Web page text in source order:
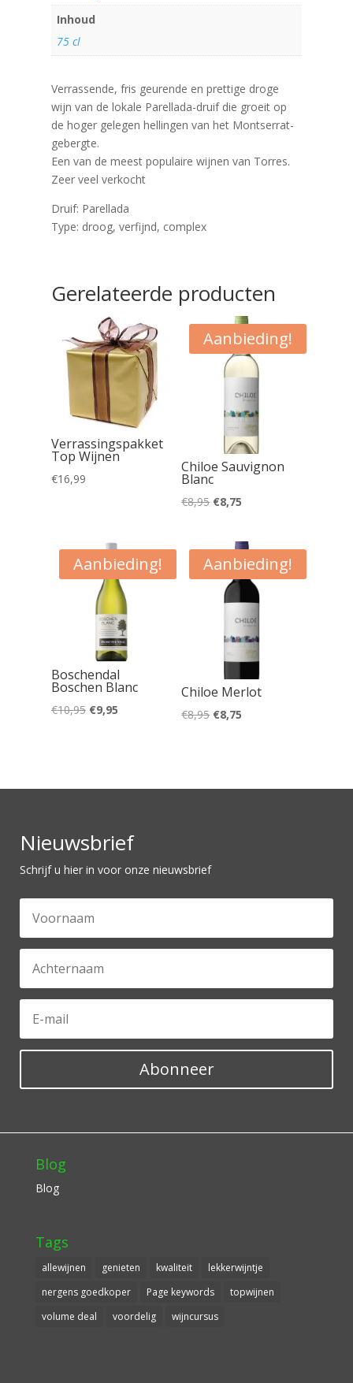
Inhoud
75 cl
Verrassende, fris geurende en prettige droge
wijn van de lokale Parellada-druif die groeit op
de hoger gelegen hellingen van het Montserrat-
gebergte.
Een van de meest populaire wijnen van Torres.
Zeer veel verkocht
Druif: Parellada
Type: droog, verfijnd, complex
Gerelateerde producten
Verrassingspakket
Top Wijnen
€16,99
Aanbieding!
Chiloe Sauvignon
Blanc
€8,95 Oorspronkelijke
was:
€8,95.
€8,75
is:
€8,75.
Aanbieding!
Boschendal
Boschen Blanc
€10,95 Oorspronkelijke
€9,95Huidige
Aanbieding!
Chiloe Merlot
€8,95 Oorspronkelijke
€8,75
Nieuwsbrief
Schrijf u hier in voor onze nieuwsbrief
Abonneer
Blog
Blog
Tags
allewijnen genieten kwaliteit
lekkerwijntje
nergens goedkoper
Page keywords
topwijnen
volume deal
voordelig wijncursus